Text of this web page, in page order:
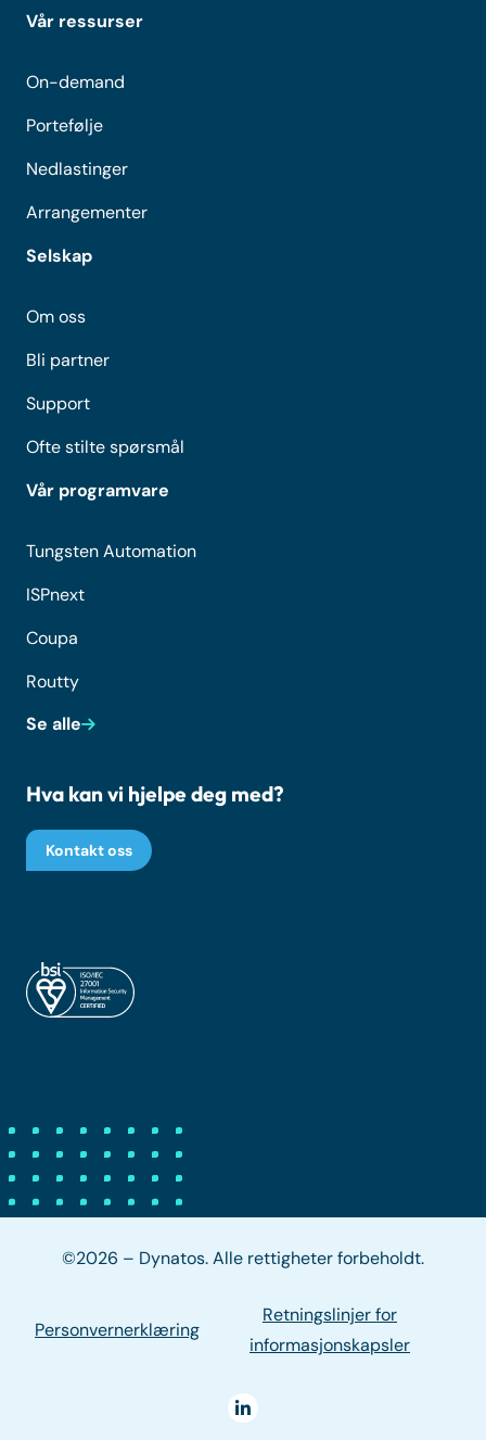
Vår ressurser
On-demand
Portefølje
Nedlastinger
Arrangementer
Selskap
Om oss
Bli partner
Support
Ofte stilte spørsmål
Vår programvare
Tungsten Automation
ISPnext
Coupa
Routty
Se alle
Hva kan vi hjelpe deg med?
Kontakt oss
©2026 – Dynatos. Alle rettigheter forbeholdt.
Personvernerklæring
Retningslinjer for
informasjonskapsler